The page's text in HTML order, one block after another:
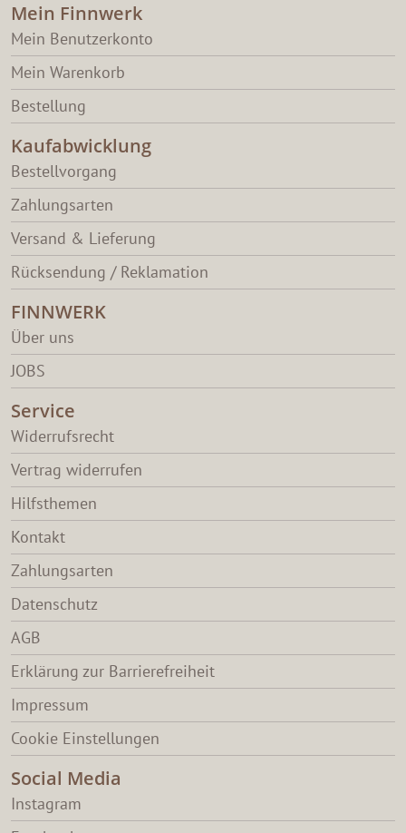
Mein Finnwerk
Mein Benutzerkonto
Mein Warenkorb
Bestellung
Kaufabwicklung
Bestellvorgang
Zahlungsarten
Versand & Lieferung
Rücksendung / Reklamation
FINNWERK
Über uns
JOBS
Service
Widerrufsrecht
Vertrag widerrufen
Hilfsthemen
Kontakt
Zahlungsarten
Datenschutz
AGB
Erklärung zur Barrierefreiheit
Impressum
Cookie Einstellungen
Social Media
Instagram